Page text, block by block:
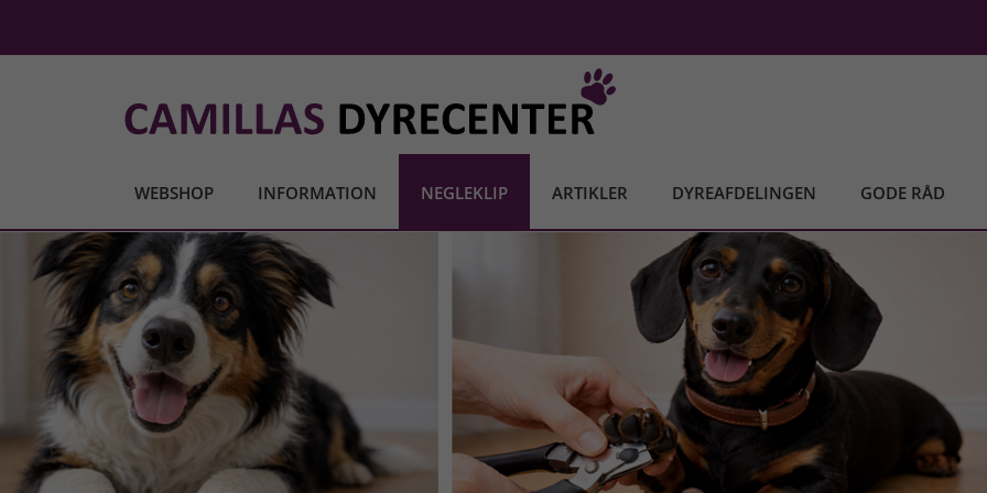
WEBSHOP INFORMATION NEGLEKLIP ARTIKLER DYREAFDELINGEN GODE RÅD